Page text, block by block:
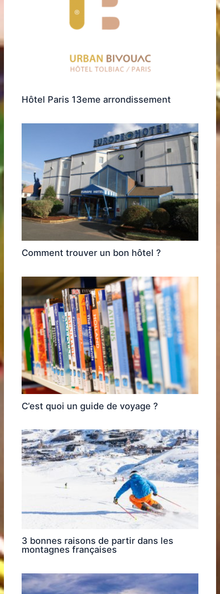
Hôtel Paris 13eme arrondissement
Comment trouver un bon hôtel ?
C’est quoi un guide de voyage ?
3 bonnes raisons de partir dans les
montagnes françaises